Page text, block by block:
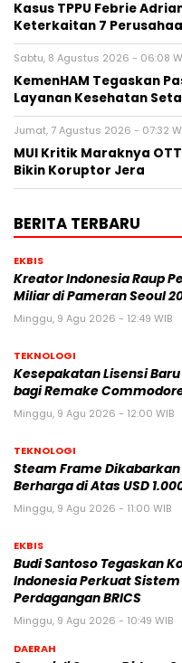
Kasus TPPU Febrie
Keterkaitan 7
Sabtu, 8 Agustus 2026 - 06:08
KemenHAM Tegaskan
Layanan Kesehatan
Jumat, 7 Agustus 2026 - 07:32
MUI Kritik Maraknya
Bikin Koruptor Jera
BERITA TERBARU
EKBIS
Kreator Indonesia Raup
Miliar di Pameran Seoul
Minggu, 9 Agu 2026 - 12:49 WIB
TEKNOLOGI
Kesepakatan Lisensi
bagi Remake
Minggu, 9 Agu 2026 - 12:00 WIB
TEKNOLOGI
Steam Frame
Berharga di Atas USD
Minggu, 9 Agu 2026 - 11:00 WIB
EKBIS
Budi Santoso Tegaskan
Indonesia Perkuat Sistem
Perdagangan BRICS
Minggu, 9 Agu 2026 - 10:49 WIB
DAERAH